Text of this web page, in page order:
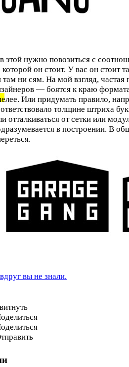
этой нужно повозиться с
которой он стоит. У вас он стоит
там ни сям. На мой взгляд,
— боятся к краю
Или придумать правило,
толщине штриха
отталкиваться от сетки или
в построении. В
вы не знали.